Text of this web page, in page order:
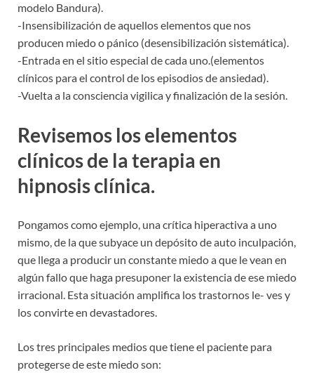
modelo Bandura).
-Insensibilización de aquellos elementos que nos
producen miedo o pánico (desensibilización sistemática).
-Entrada en el sitio especial de cada uno.(elementos
clínicos para el control de los episodios de ansiedad).
-Vuelta a la consciencia vigilica y finalización de la sesión.
Revisemos los elementos
clínicos de la terapia en
hipnosis clínica.
Pongamos como ejemplo, una crítica hiperactiva a uno
mismo, de la que subyace un depósito de auto inculpación,
que llega a producir un constante miedo a que le vean en
algún fallo que haga presuponer la existencia de ese miedo
irracional. Esta situación amplifica los trastornos le- ves y
los convirte en devastadores.
Los tres principales medios que tiene el paciente para
protegerse de este miedo son: